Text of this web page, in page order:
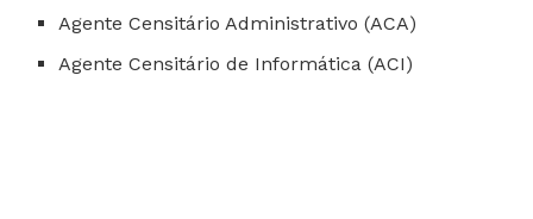
Agente Censitário Administrativo (ACA)
Agente Censitário de Informática (ACI)